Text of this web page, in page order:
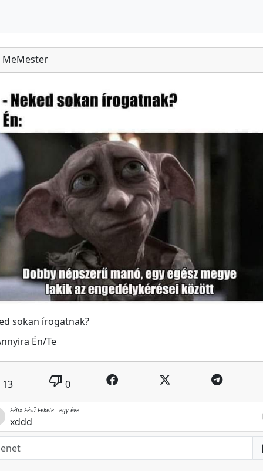
MeMester
sokan írogatnak?
Én/Te
13 thumb_down 0
Félix Fésű-Fekete - egy éve
xddd